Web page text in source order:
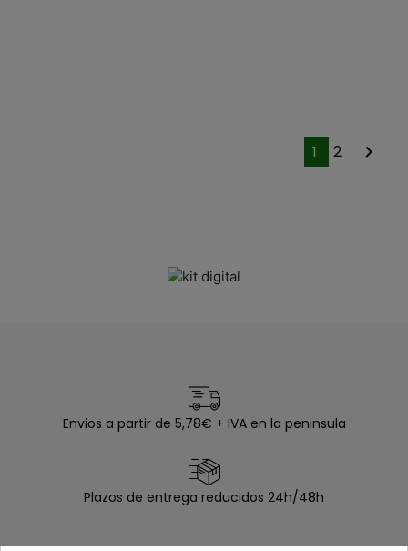
1 2 
Envios a partir de 5,78€ + IVA en la peninsula
Plazos de entrega reducidos 24h/48h